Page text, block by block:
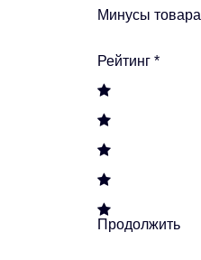
Минусы товара
Рейтинг *
Продолжить